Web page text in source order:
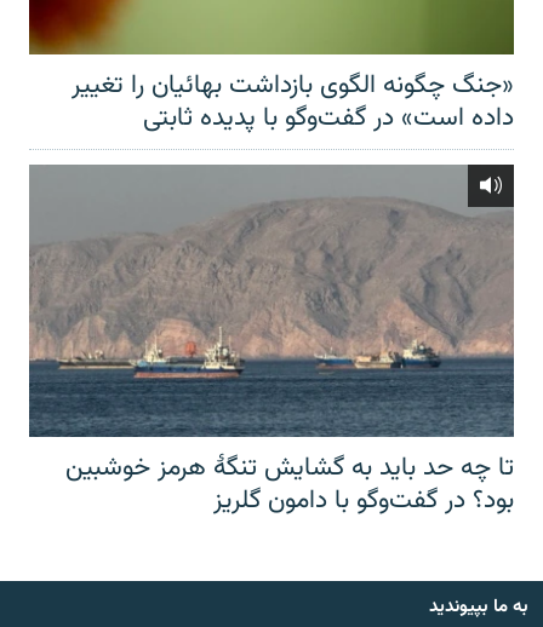
«جنگ چگونه الگوی بازداشت بهائیان را تغییر
داده است» در گفت‌وگو با پدیده ثابتی
تا چه حد باید به گشایش تنگهٔ هرمز خوشبین
بود؟ در گفت‌وگو با دامون گلریز
به ما بپیوندید